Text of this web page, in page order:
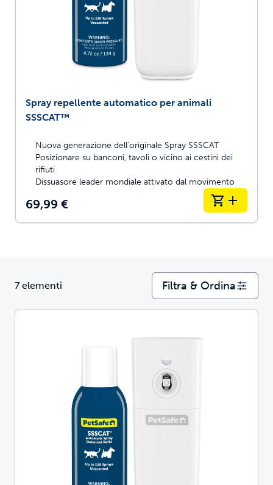
Spray repellente automatico per animali
SSSCAT™
Nuova generazione dell'originale Spray SSSCAT
Posizionare su banconi, tavoli o vicino ai cestini dei
rifiuti
Dissuasore leader mondiale attivato dal movimento
69,99 €
7 elementi Filtra & Ordina